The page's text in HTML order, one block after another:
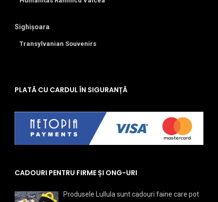
Sighișoara
Transylvanian Souvenirs
PLATĂ CU CARDUL ÎN SIGURANȚĂ
CADOURI PENTRU FIRME ȘI ONG-URI
Produsele Lullula sunt cadouri faine care pot